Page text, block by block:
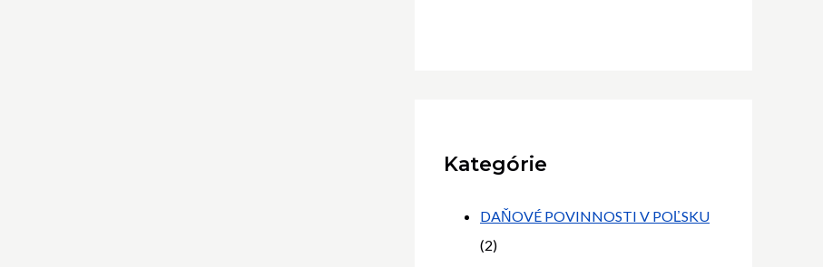
Kategórie
DAŇOVÉ POVINNOSTI V POĽSKU
(2)